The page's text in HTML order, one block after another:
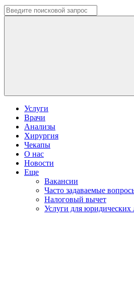
Услуги
Врачи
Анализы
Хирургия
Чекапы
О нас
Новости
Еще
Вакансии
Часто задаваемые
Налоговый вычет
Услуги для юридических